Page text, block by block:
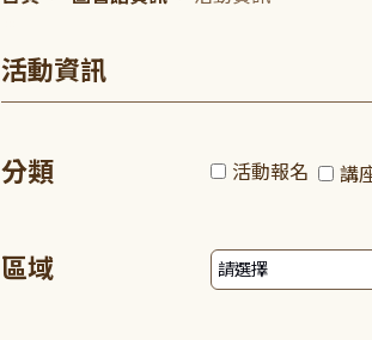
活動資訊
分類 活動報名 講
區域